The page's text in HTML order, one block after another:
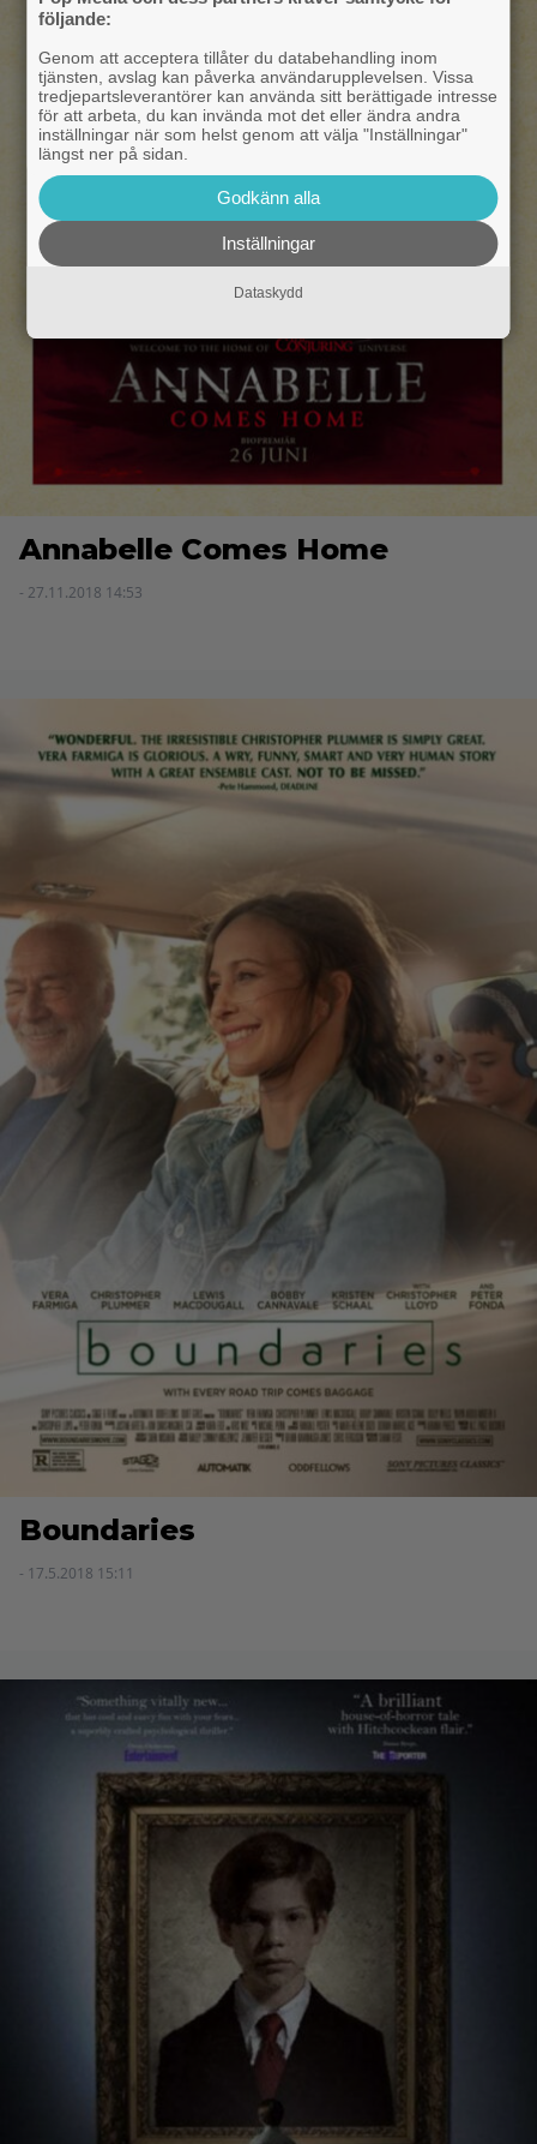
Annabelle Comes Home
- 27.11.2018 14:53
Boundaries
- 17.5.2018 15:11
följande:
Genom att acceptera tillåter du databehandling inom
tjänsten, avslag kan påverka användarupplevelsen. Vissa
tredjepartsleverantörer kan använda sitt berättigade intresse
för att arbeta, du kan invända mot det eller ändra andra
inställningar när som helst genom att välja "Inställningar"
längst ner på sidan.
Godkänn alla
Inställningar
Dataskydd